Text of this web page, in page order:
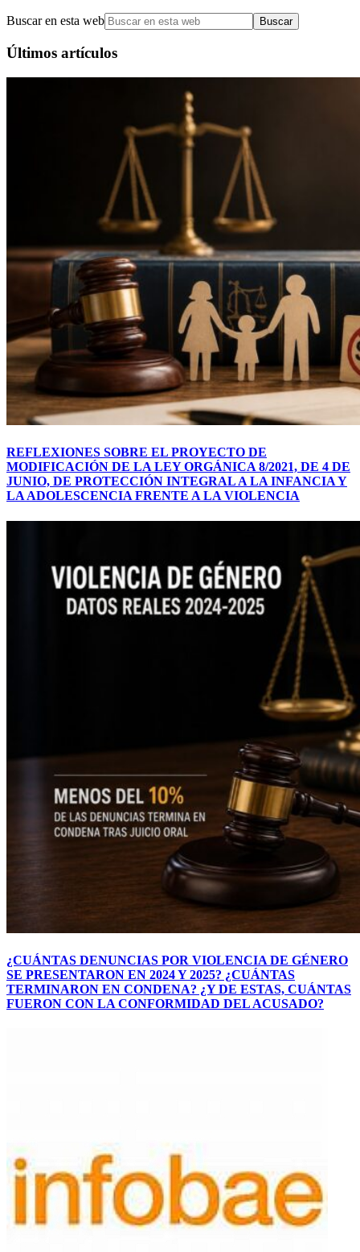
Buscar en esta web
Últimos artículos
REFLEXIONES SOBRE EL PROYECTO DE
MODIFICACIÓN DE LA LEY ORGÁNICA 8/2021, DE 4 DE
JUNIO, DE PROTECCIÓN INTEGRAL A LA INFANCIA Y
LA ADOLESCENCIA FRENTE A LA VIOLENCIA
¿CUÁNTAS DENUNCIAS POR VIOLENCIA DE GÉNERO
SE PRESENTARON EN 2024 Y 2025? ¿CUÁNTAS
TERMINARON EN CONDENA? ¿Y DE ESTAS, CUÁNTAS
FUERON CON LA CONFORMIDAD DEL ACUSADO?